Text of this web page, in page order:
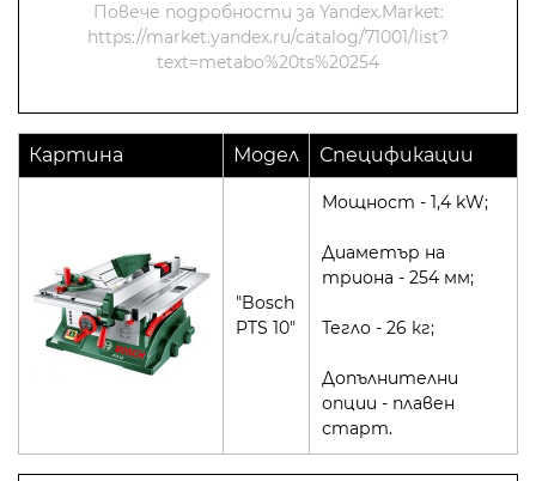
Повече подробности за Yandex.Market:
https://market.yandex.ru/catalog/71001/list?
text=metabo%20ts%20254
Картина Модел Спецификации
"Bosch
PTS 10"
Мощност - 1,4 kW;
Диаметър на
триона - 254 мм;
Тегло - 26 кг;
Допълнителни
опции - плавен
старт.